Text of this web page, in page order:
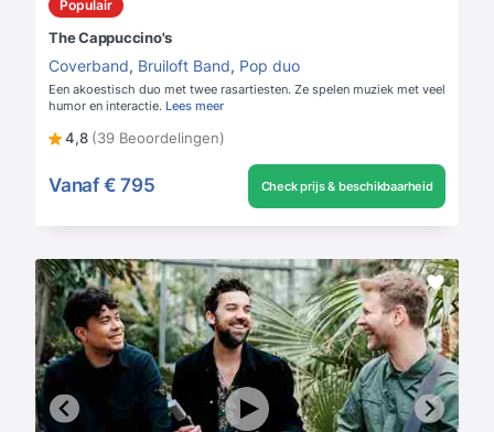
Populair
The Cappuccino's
Coverband, Bruiloft Band, Pop duo
Een akoestisch duo met twee rasartiesten. Ze spelen muziek met veel
humor en interactie. Lees meer
4,8 (39 Beoordelingen)
Vanaf € 795 Check prijs & beschikbaarheid